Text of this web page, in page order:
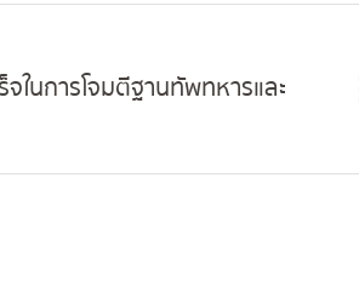
ในการโจมตีฐานทัพทหารและ